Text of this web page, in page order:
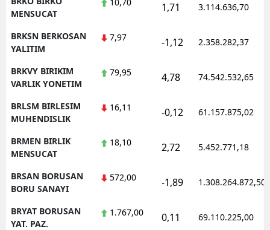
MENSUCAT
1,71 3.114.636,70
BRKSN BERKOSAN
YALITIM
7,97 -1,12 2.358.282,37
BRKVY BIRIKIM
VARLIK YONETIM
79,95 4,78 74.542.532,65
BRLSM BIRLESIM
MUHENDISLIK
16,11 -0,12 61.157.875,02
BRMEN BIRLIK
MENSUCAT
18,10 2,72 5.452.771,18
BRSAN BORUSAN
BORU SANAYI
572,00 -1,89 1.308.264.872,50
BRYAT BORUSAN
YAT. PAZ.
1.767,00 0,11 69.110.225,00